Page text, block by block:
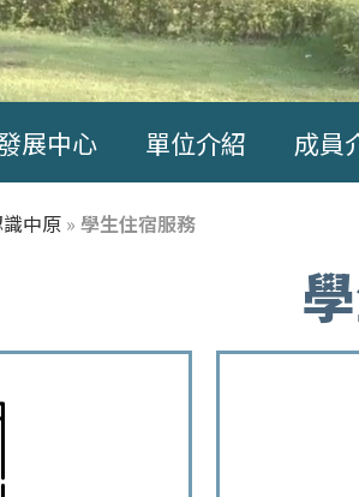
-你
少
展中心 單位介紹 成員
中原 » 學生住宿服務